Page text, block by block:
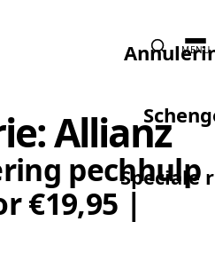
Speciale
MENU
Allianz
pechhulp
€19,95 |